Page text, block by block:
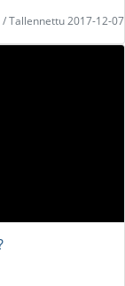
/ Tallennettu 2017-12-07